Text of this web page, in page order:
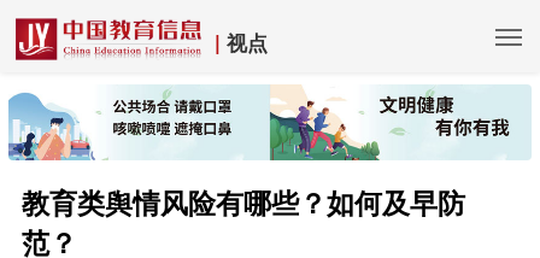
|视点
教育类舆情风险有哪些？如何及早防
范？